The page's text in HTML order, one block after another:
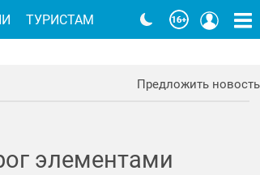
Предложить новость
элементами
ТУРИСТАМ